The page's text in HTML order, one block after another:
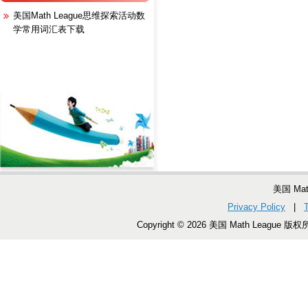
美国Math League思维探索活动数
学常用词汇表下载
美国
Privacy Policy
Copyright © 2026 美国 Math League 版